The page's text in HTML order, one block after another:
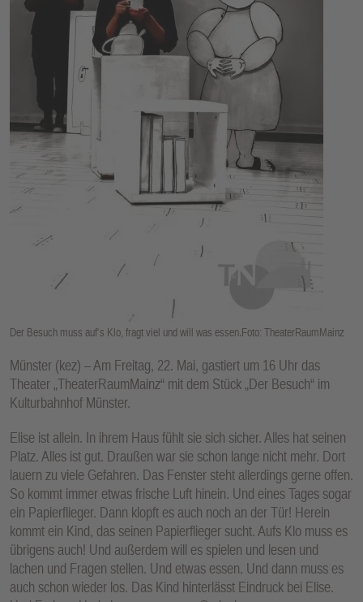
Der Besuch muss auf‘s Klo, fragt viel und will was essen.Foto: TheaterRaumMainz
Münster (kez) – Am Freitag, 22. Mai, gastiert um 16 Uhr das
Theater „TheaterRaumMainz“ mit dem Stück „Der Besuch“ im
Kulturbahnhof Münster.
Elise ist allein. In ihrem Haus fühlt sie sich sicher. Alles hat seinen
Platz. Alles ist gut. Draußen war sie schon lange nicht mehr. Dort
lauern zu viele Gefahren. Das Fenster steht allerdings gerne offen.
So kommt immer etwas frische Luft hinein. Und eines Tages sogar
ein Papierflieger. Dann klopft es auch noch an der Tür! Herein
kommt ein Kind, das seinen Papierflieger sucht. Aufs Klo muss es
übrigens auch! Und außerdem will es spielen und lesen und
lachen und Fragen stellen. Und etwas essen. Und dann muss es
auch schon wieder los. Das Kind hinterlässt Eindruck bei Elise.
E
N